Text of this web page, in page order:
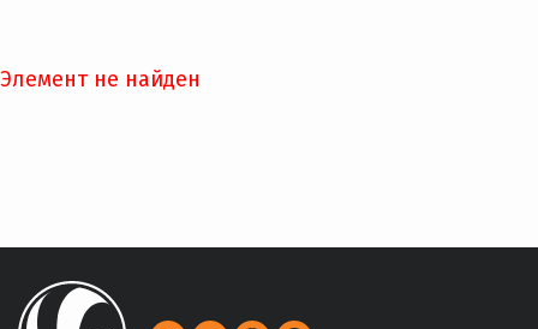
Элемент не найден